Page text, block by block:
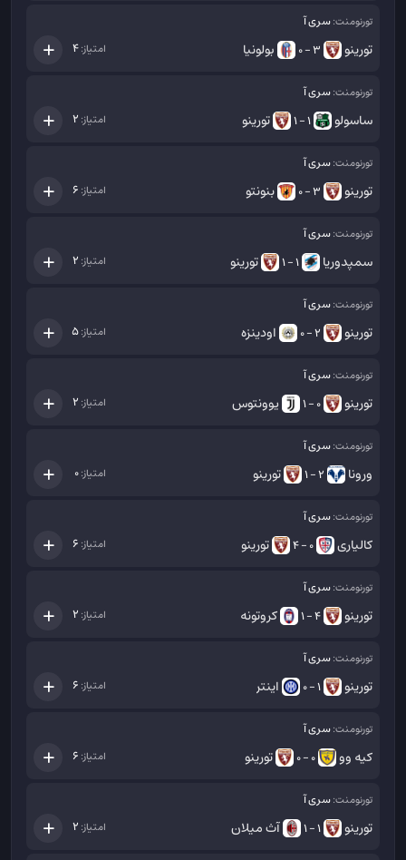
تورنومنت:سری آ
تورینو 3 - 0 بولونیا امتیاز:4
تورنومنت:سری آ
ساسولو 1 - 1 تورینو امتیاز: 2
تورنومنت:سری آ
تورینو 3 - 0 بنونتو امتیاز: 6
تورنومنت:سری آ
سمپدوریا 1 - 1 تورینو امتیاز: 2
تورنومنت:سری آ
تورینو 2 - 0 اودینزه امتیاز:5
تورنومنت:سری آ
تورینو 0 - 1 یوونتوس امتیاز: 2
تورنومنت:سری آ
ورونا 2 - 1 تورینو امتیاز:0
تورنومنت:سری آ
کالیاری 0 - 4 تورینو امتیاز: 6
تورنومنت:سری آ
تورینو 4 - 1 کروتونه امتیاز: 2
تورنومنت:سری آ
تورینو 1 - 0 اینتر امتیاز: 6
تورنومنت:سری آ
کیه وو 0 - 0 تورینو امتیاز: 6
تورنومنت:سری آ
تورینو 1 - 1 آث میلان امتیاز: 2